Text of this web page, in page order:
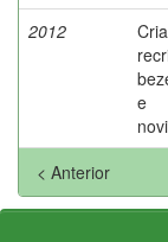
2012
e
< Anterior